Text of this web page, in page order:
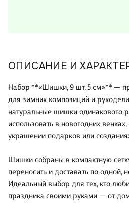
ОПИСАНИЕ И
Набор **«Шишки, 9 шт, 5 см»** —
для зимних композиций и
натуральные шишки одинакового
использовать в новогодних
украшении подарков или
Шишки собраны в компактную
переносить и доставать по одной,
Идеальный выбор для тех, кто
праздника своими руками — от